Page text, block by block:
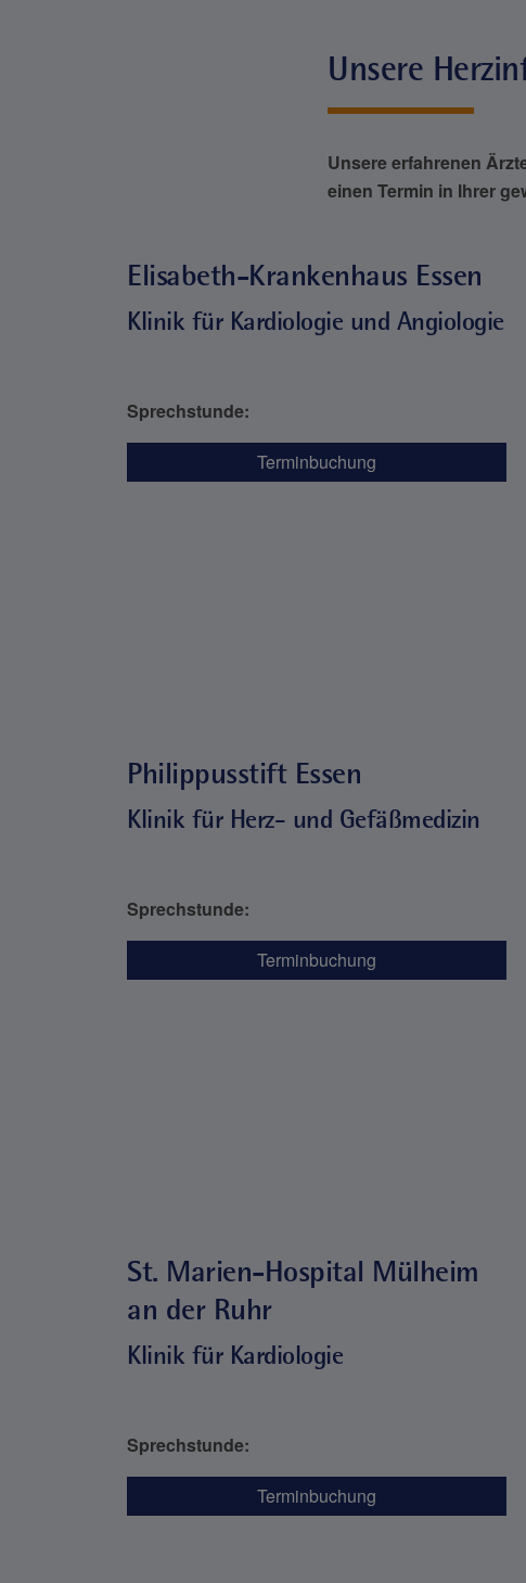
Unsere
Unsere erfahrenen
einen Termin in Ihrer
Elisabeth-Krankenhaus Essen
Klinik für Kardiologie und Angiologie
Sprechstunde:
Terminbuchung
Philippusstift Essen
Klinik für Herz- und Gefäßmedizin
Sprechstunde:
Terminbuchung
St. Marien-Hospital Mülheim
an der Ruhr
Klinik für Kardiologie
Sprechstunde:
Terminbuchung